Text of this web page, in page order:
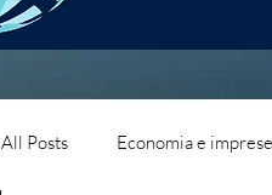
All Posts Economia e imprese